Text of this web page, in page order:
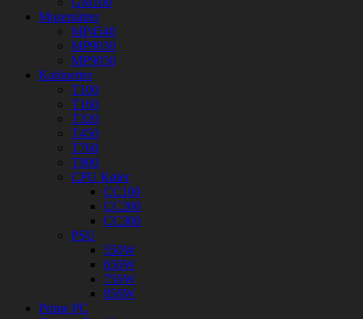
Musemåtter
MP4540
MP9030
MP9050
Kabinetter
T100
T160
T320
T450
T760
T900
CPU Køler
CC100
CC200
CC300
PSU
550W
650W
750W
850W
Prime PC